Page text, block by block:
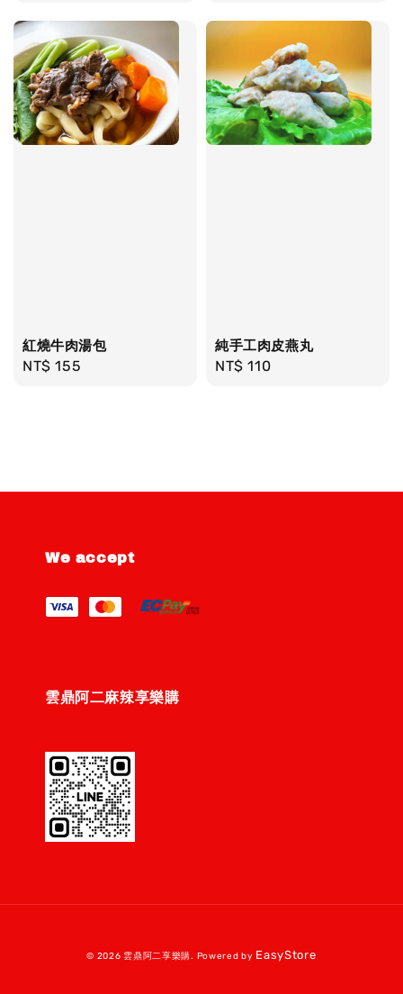
紅燒牛肉湯包
Regular
NT$ 155
純手工肉皮燕丸
Regular
NT$ 110
We accept
雲鼎阿二麻辣享樂購
© 2026 雲鼎阿二享樂購. Powered by EasyStore